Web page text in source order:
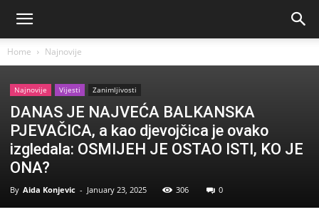
Home Najnovije
Najnovije Vijesti Zanimljivosti
DANAS JE NAJVEĆA BALKANSKA
PJEVAČICA, a kao djevojčica je ovako
izgledala: OSMIJEH JE OSTAO ISTI, KO JE
ONA?
By Aida Konjevic - January 23, 2025 306 0